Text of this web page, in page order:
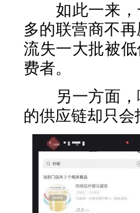
如此一来，
多的联营商不
流失一大批被
费者。
另一方面，
的供应链却只会